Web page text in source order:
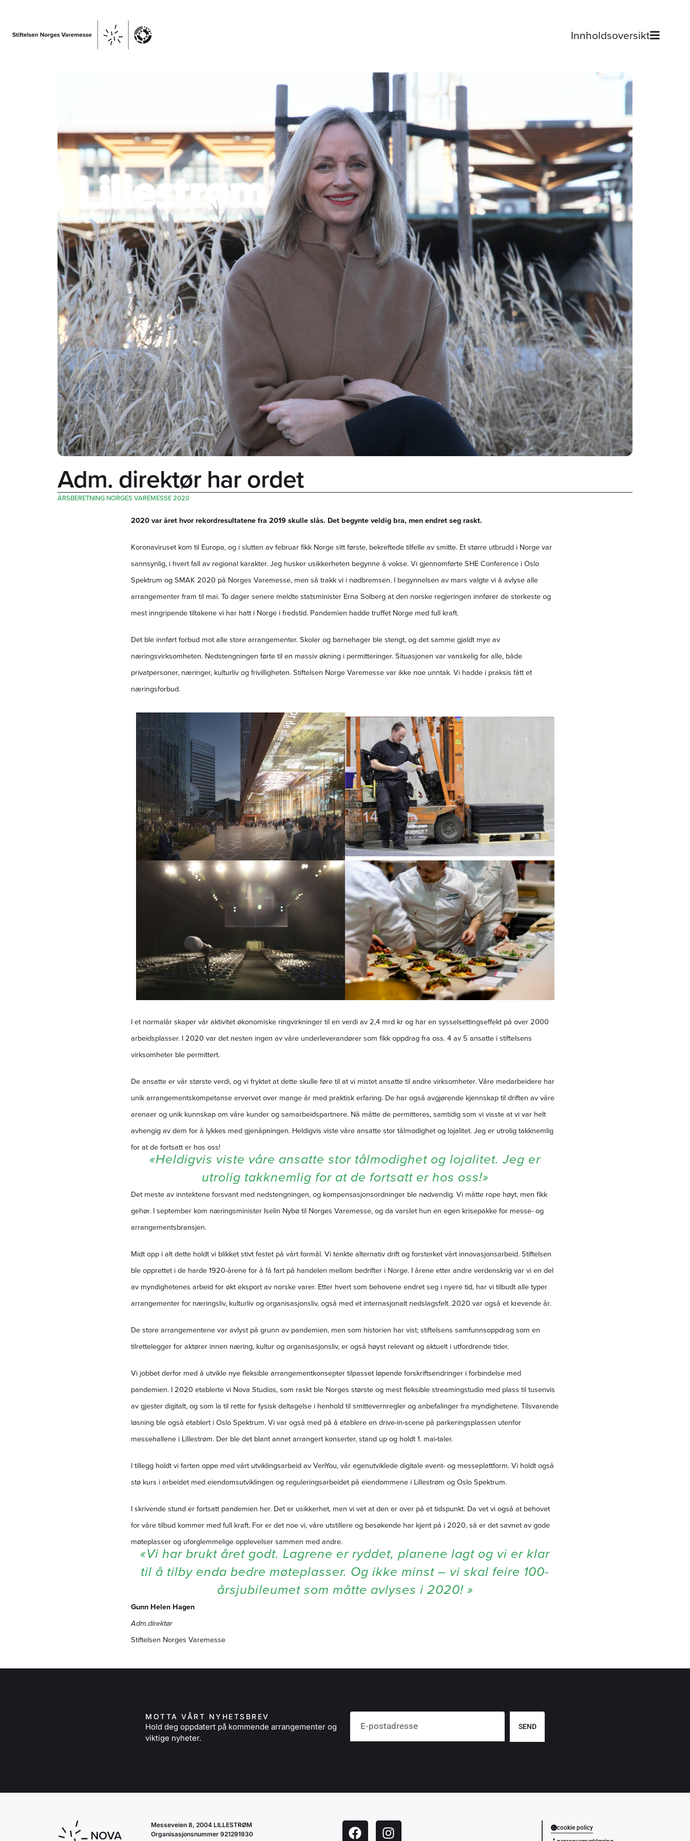
Innholdsoversikt
Adm. direktør har ordet
ÅRSBERETNING NORGES VAREMESSE 2020
2020 var året hvor rekordresultatene fra 2019 skulle slås. Det begynte veldig bra, men endret seg raskt.
Koronaviruset kom til Europa, og i slutten av februar fikk Norge sitt første, bekreftede tilfelle av smitte. Et større utbrudd i Norge var
sannsynlig, i hvert fall av regional karakter. Jeg husker usikkerheten begynne å vokse. Vi gjennomførte SHE Conference i Oslo
Spektrum og SMAK 2020 på Norges Varemesse, men så trakk vi i nødbremsen. I begynnelsen av mars valgte vi å avlyse alle
arrangementer fram til mai. To dager senere meldte statsminister Erna Solberg at den norske regjeringen innfører de sterkeste og
mest inngripende tiltakene vi har hatt i Norge i fredstid. Pandemien hadde truffet Norge med full kraft.
Det ble innført forbud mot alle store arrangementer. Skoler og barnehager ble stengt, og det samme gjaldt mye av
næringsvirksomheten. Nedstengningen førte til en massiv økning i permitteringer. Situasjonen var vanskelig for alle, både
privatpersoner, næringer, kulturliv og frivilligheten. Stiftelsen Norge Varemesse var ikke noe unntak. Vi hadde i praksis fått et
næringsforbud.
I et normalår skaper vår aktivitet økonomiske ringvirkninger til en verdi av 2,4 mrd kr og har en sysselsettingseffekt på over 2000
arbeidsplasser. I 2020 var det nesten ingen av våre underleverandører som fikk oppdrag fra oss. 4 av 5 ansatte i stiftelsens
virksomheter ble permittert.
De ansatte er vår største verdi, og vi fryktet at dette skulle føre til at vi mistet ansatte til andre virksomheter. Våre medarbeidere har
unik arrangementskompetanse ervervet over mange år med praktisk erfaring. De har også avgjørende kjennskap til driften av våre
arenaer og unik kunnskap om våre kunder og samarbeidspartnere. Nå måtte de permitteres, samtidig som vi visste at vi var helt
avhengig av dem for å lykkes med gjenåpningen. Heldigvis viste våre ansatte stor tålmodighet og lojalitet. Jeg er utrolig takknemlig
for at de fortsatt er hos oss!
«Heldigvis viste våre ansatte stor tålmodighet og lojalitet. Jeg er
utrolig takknemlig for at de fortsatt er hos oss!»
Det meste av inntektene forsvant med nedstengningen, og kompensasjonsordninger ble nødvendig. Vi måtte rope høyt, men fikk
gehør. I september kom næringsminister Iselin Nybø til Norges Varemesse, og da varslet hun en egen krisepakke for messe- og
arrangementsbransjen.
Midt opp i alt dette holdt vi blikket stivt festet på vårt formål. Vi tenkte alternativ drift og forsterket vårt innovasjonsarbeid. Stiftelsen
ble opprettet i de harde 1920-årene for å få fart på handelen mellom bedrifter i Norge. I årene etter andre verdenskrig var vi en del
av myndighetenes arbeid for økt eksport av norske varer. Etter hvert som behovene endret seg i nyere tid, har vi tilbudt alle typer
arrangementer for næringsliv, kulturliv og organisasjonsliv, også med et internasjonalt nedslagsfelt. 2020 var også et krevende år.
De store arrangementene var avlyst på grunn av pandemien, men som historien har vist; stiftelsens samfunnsoppdrag som en
tilrettelegger for aktører innen næring, kultur og organisasjonsliv, er også høyst relevant og aktuelt i utfordrende tider.
Vi jobbet derfor med å utvikle nye fleksible arrangementkonsepter tilpasset løpende forskriftsendringer i forbindelse med
pandemien. I 2020 etablerte vi Nova Studios, som raskt ble Norges største og mest fleksible streamingstudio med plass til tusenvis
av gjester digitalt, og som la til rette for fysisk deltagelse i henhold til smittevernregler og anbefalinger fra myndighetene. Tilsvarende
løsning ble også etablert i Oslo Spektrum. Vi var også med på å etablere en drive-in-scene på parkeringsplassen utenfor
messehallene i Lillestrøm. Der ble det blant annet arrangert konserter, stand up og holdt 1. mai-taler.
I tillegg holdt vi farten oppe med vårt utviklingsarbeid av VenYou, vår egenutviklede digitale event- og messeplattform. Vi holdt også
stø kurs i arbeidet med eiendomsutviklingen og reguleringsarbeidet på eiendommene i Lillestrøm og Oslo Spektrum.
I skrivende stund er fortsatt pandemien her. Det er usikkerhet, men vi vet at den er over på et tidspunkt. Da vet vi også at behovet
for våre tilbud kommer med full kraft. For er det noe vi, våre utstillere og besøkende har kjent på i 2020, så er det savnet av gode
møteplasser og uforglemmelige opplevelser sammen med andre.
«Vi har brukt året godt. Lagrene er ryddet, planene lagt og vi er klar
til å tilby enda bedre møteplasser. Og ikke minst – vi skal feire 100-
årsjubileumet som måtte avlyses i 2020! »
Gunn Helen Hagen
Adm.direktør
Stiftelsen Norges Varemesse
MOTTA VÅRT NYHETSBREV
Hold deg oppdatert på kommende arrangementer og
viktige nyheter.
SEND
Messeveien 8, 2004 LILLESTRØM
Organisasjonsnummer 921291930
cookie policy